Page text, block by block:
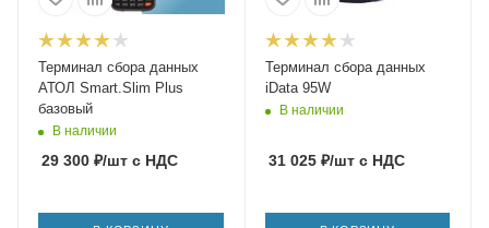
Терминал сбора данных
АТОЛ Smart.Slim Plus
базовый
В наличии
29 300 ₽/шт с НДС
Терминал сбора данных
iData 95W
В наличии
31 025₽/штс НДС